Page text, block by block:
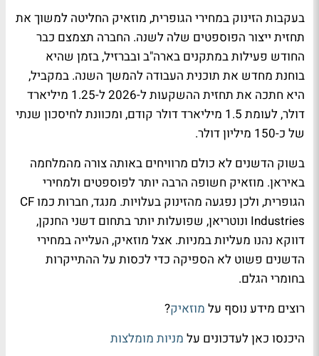
בעקבות הזינוק במחירי הגופרית, מוזאיק החליטה למשוך את
תחזית ייצור הפוספטים שלה לשנה. החברה תצמצם כבר
החודש פעילות במתקנים בארה"ב ובברזיל, בזמן שהיא
בוחנת מחדש את תוכנית העבודה להמשך השנה. במקביל,
היא חתכה את תחזית ההשקעות ל-2026 ל-1.25 מיליארד
דולר, לעומת 1.5 מיליארד דולר קודם, ומכוונת לחיסכון שנתי
של כ-150 מיליון דולר.
בשוק הדשנים לא כולם מרוויחים באותה צורה מהמלחמה
באיראן. מוזאיק חשופה הרבה יותר לפוספטים ולמחירי
הגופרית, ולכן נפגעה מהזינוק בעלויות. מנגד, חברות כמו CF
Industries ונוטריאן, שפועלות יותר בתחום דשני החנקן,
דווקא נהנו מעליות במניות. אצל מוזאיק, העלייה במחירי
הדשנים פשוט לא הספיקה כדי לכסות על ההתייקרות
בחומרי הגלם.
רוצים מידע נוסף על מוזאיק?
היכנסו כאן לעדכונים על מניות מומלצות